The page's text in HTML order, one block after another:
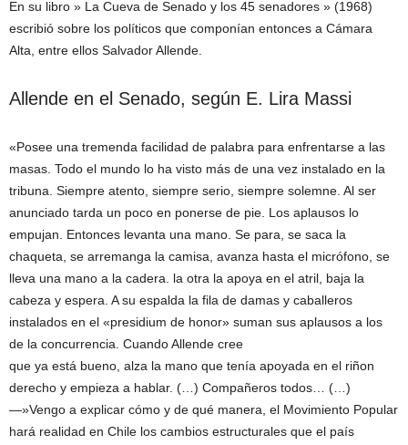
En su libro » La Cueva de Senado y los 45 senadores » (1968)
escribió sobre los políticos que componían entonces a Cámara
Alta, entre ellos Salvador Allende.
Allende en el Senado, según E. Lira Massi
«Posee una tremenda facilidad de palabra para enfrentarse a las
masas. Todo el mundo lo ha visto más de una vez instalado en la
tribuna. Siempre atento, siempre serio, siempre solemne. Al ser
anunciado tarda un poco en ponerse de pie. Los aplausos lo
empujan. Entonces levanta una mano. Se para, se saca la
chaqueta, se arremanga la camisa, avanza hasta el micrófono, se
lleva una mano a la cadera. la otra la apoya en el atril, baja la
cabeza y espera. A su espalda la fila de damas y caballeros
instalados en el «presidium de honor» suman sus aplausos a los
de la concurrencia. Cuando Allende cree
que ya está bueno, alza la mano que tenía apoyada en el riñon
derecho y empieza a hablar. (…) Compañeros todos… (…)
—»Vengo a explicar cómo y de qué manera, el Movimiento Popular
hará realidad en Chile los cambios estructurales que el país